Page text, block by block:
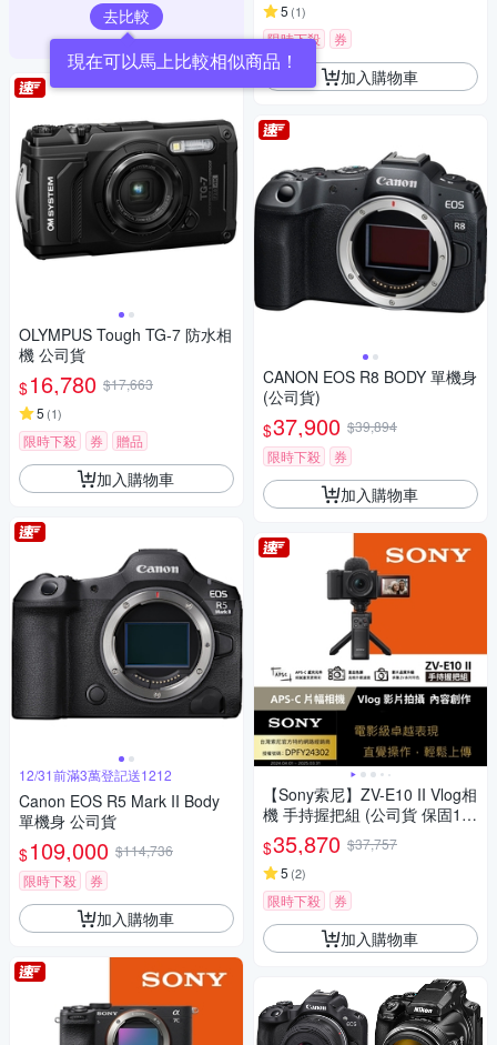
去比較
現在可以馬上比較相似商品！
OLYMPUS Tough TG-7 防水相
機 公司貨
$16,780 $17,663
5 (1)
限時下殺 券 贈品
加入購物車
12/31前滿3萬登記送1212
Canon EOS R5 Mark II Body
單機身 公司貨
$109,000 $114,736
限時下殺
券
加入購物車
5 (1)
限時下殺 券
加入購物車
CANON EOS R8 BODY 單機身
(公司貨)
$37,900 $39,894
限時下殺
券
加入購物車
【Sony索尼】ZV-E10 II Vlog相
機 手持握把組 (公司貨 保固18
+6個月)
$35,870 $37,757
5 (2)
限時下殺 券
加入購物車